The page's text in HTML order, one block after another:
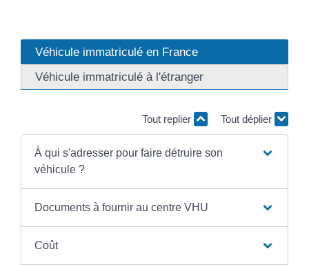
Véhicule immatriculé en France
Véhicule immatriculé à l'étranger
Tout replier Tout déplier
À qui s'adresser pour faire détruire son
véhicule ?
Documents à fournir au centre VHU
Coût